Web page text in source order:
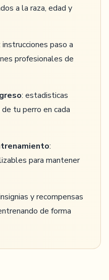
a la raza, edad y
instrucciones paso a
profesionales de
: estadisticas
tu perro en cada
:
para mantener
y recompensas
de forma